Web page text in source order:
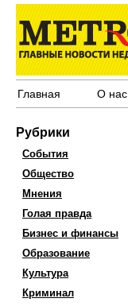
Главная О нас
Рубрики
События
Общество
Мнения
Голая правда
Бизнес и финансы
Образование
Культура
Криминал